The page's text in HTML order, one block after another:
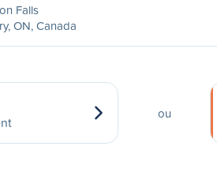
Falls
ON, Canada
ou